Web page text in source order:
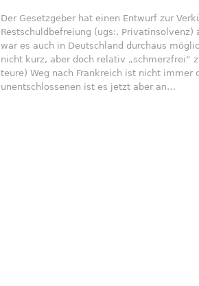
Der Gesetzgeber hat einen Entwurf zur
Restschuldbefreiung (ugs:. Privatinsolvenz)
war es auch in Deutschland durchaus
nicht kurz, aber doch relativ „schmerzfrei“
teure) Weg nach Frankreich ist nicht immer
unentschlossenen ist es jetzt aber an…